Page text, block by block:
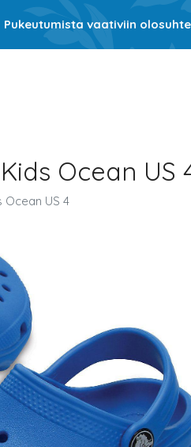
Pukeutumista vaativiin
Ocean US
Ocean US 4